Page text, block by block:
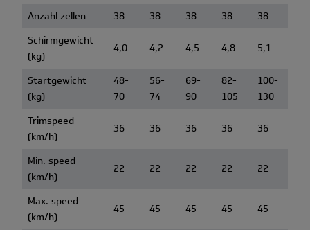
Anzahl zellen 38 38 38 38
38
Schirmgewicht
(kg)
4,0 4,2 4,5 4,8 5,1
Startgewicht
(kg)
48-
70
56-
74
69-
90
82-
105
100-
130
Trimspeed
(km/h)
36 36 36 36 36
Min. speed
(km/h)
22 22 22 22 22
Max. speed
(km/h)
45 45 45 45 45